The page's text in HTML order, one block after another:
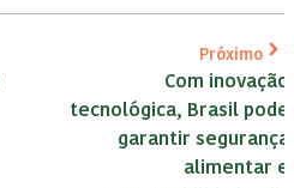
Próximo
Com inovação
tecnológica, Brasil pode
garantir segurança
alimentar e